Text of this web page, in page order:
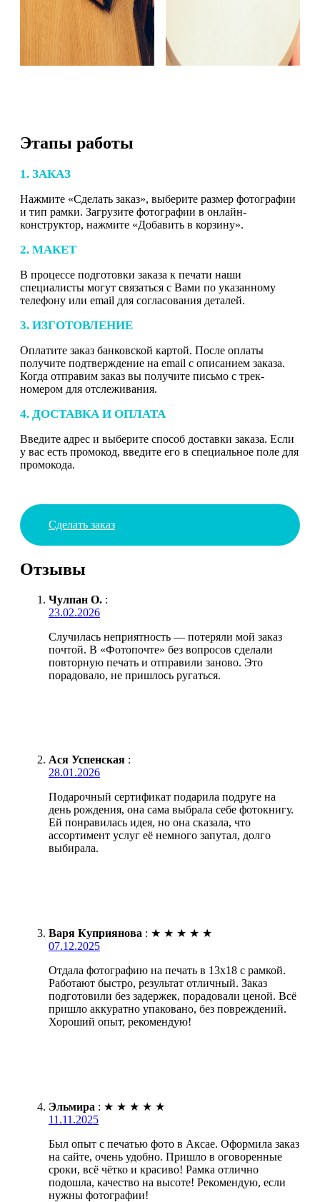
Этапы работы
1. ЗАКАЗ
Нажмите «Сделать заказ», выберите размер фотографии
и тип рамки. Загрузите фотографии в онлайн-
конструктор, нажмите «Добавить в корзину».
2. МАКЕТ
В процессе подготовки заказа к печати наши
специалисты могут связаться с Вами по указанному
телефону или email для согласования деталей.
3. ИЗГОТОВЛЕНИЕ
Оплатите заказ банковской картой. После оплаты
получите подтверждение на email с описанием заказа.
Когда отправим заказ вы получите письмо с трек-
номером для отслеживания.
4. ДОСТАВКА И ОПЛАТА
Введите адрес и выберите способ доставки заказа. Если
у вас есть промокод, введите его в специальное поле для
промокода.
Сделать заказ
Отзывы
Чулпан О. :
23.02.2026
Случилась неприятность — потеряли мой заказ
почтой. В «Фотопочте» без вопросов сделали
повторную печать и отправили заново. Это
порадовало, не пришлось ругаться.
Ася Успенская :
28.01.2026
Подарочный сертификат подарила подруге на
день рождения, она сама выбрала себе фотокнигу.
Ей понравилась идея, но она сказала, что
ассортимент услуг её немного запутал, долго
выбирала.
Варя Куприянова : ★ ★ ★ ★ ★
07.12.2025
Отдала фотографию на печать в 13х18 с рамкой.
Работают быстро, результат отличный. Заказ
подготовили без задержек, порадовали ценой. Всё
пришло аккуратно упаковано, без повреждений.
Хороший опыт, рекомендую!
Эльмира : ★ ★ ★ ★ ★
11.11.2025
Был опыт с печатью фото в Аксае. Оформила заказ
на сайте, очень удобно. Пришло в оговоренные
сроки, всё чётко и красиво! Рамка отлично
подошла, качество на высоте! Рекомендую, если
нужны фотографии!